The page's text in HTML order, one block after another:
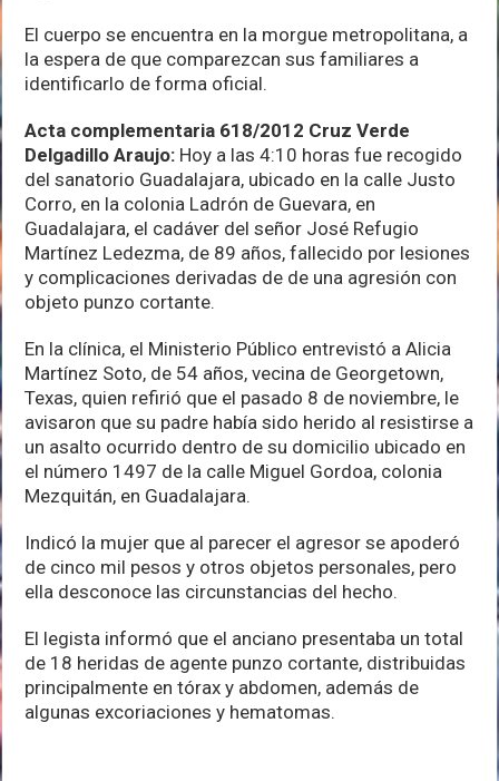
El cuerpo se encuentra en la morgue metropolitana, a
la espera de que comparezcan sus familiares a
identificarlo de forma oficial.
Acta complementaria 618/2012 Cruz Verde
Delgadillo Araujo: Hoy a las 4:10 horas fue recogido
del sanatorio Guadalajara, ubicado en la calle Justo
Corro, en la colonia Ladrón de Guevara, en
Guadalajara, el cadáver del señor José Refugio
Martínez Ledezma, de 89 años, fallecido por lesiones
y complicaciones derivadas de de una agresión con
objeto punzo cortante.
En la clínica, el Ministerio Público entrevistó a Alicia
Martínez Soto, de 54 años, vecina de Georgetown,
Texas, quien refirió que el pasado 8 de noviembre, le
avisaron que su padre había sido herido al resistirse a
un asalto ocurrido dentro de su domicilio ubicado en
el número 1497 de la calle Miguel Gordoa, colonia
Mezquitán, en Guadalajara.
Indicó la mujer que al parecer el agresor se apoderó
de cinco mil pesos y otros objetos personales, pero
ella desconoce las circunstancias del hecho.
El legista informó que el anciano presentaba un total
de 18 heridas de agente punzo cortante, distribuidas
principalmente en tórax y abdomen, además de
algunas excoriaciones y hematomas.